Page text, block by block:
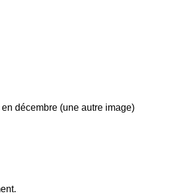
décembre (une autre image)